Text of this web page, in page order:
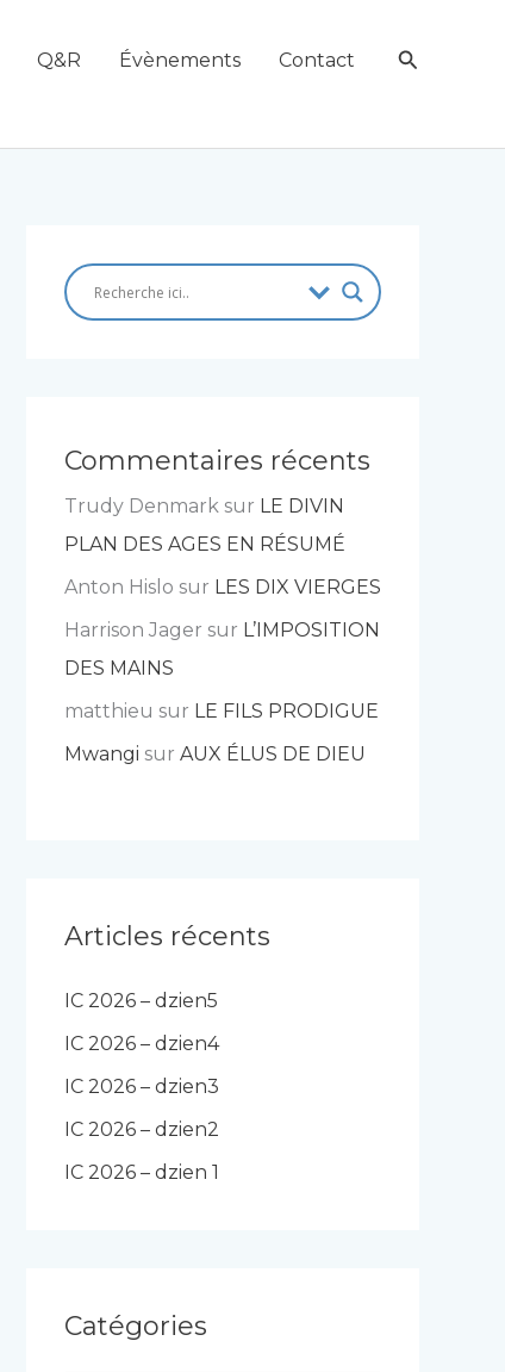
Q&R Évènements Contact
Commentaires récents
Trudy Denmark sur LE DIVIN
PLAN DES AGES EN RÉSUMÉ
Anton Hislo sur LES DIX VIERGES
Harrison Jager sur L’IMPOSITION
DES MAINS
matthieu sur LE FILS PRODIGUE
Mwangi sur AUX ÉLUS DE DIEU
Articles récents
IC 2026 – dzien5
IC 2026 – dzien4
IC 2026 – dzien3
IC 2026 – dzien2
IC 2026 – dzien 1
Catégories